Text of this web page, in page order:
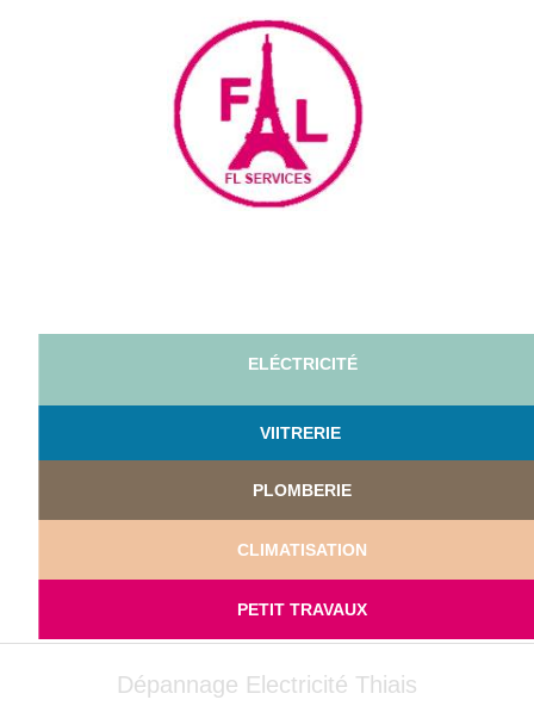
ELÉCTRICITÉ
VIITRERIE
PLOMBERIE
CLIMATISATION
PETIT TRAVAUX
Dépannage Electricité Thiais